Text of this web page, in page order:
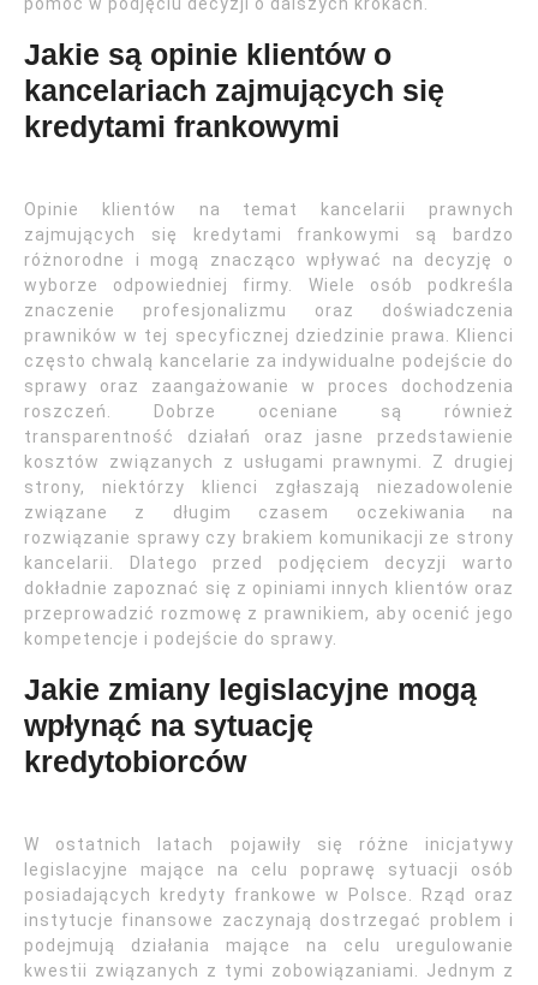
pomóc w podjęciu decyzji o dalszych krokach.
Jakie są opinie klientów o
kancelariach zajmujących się
kredytami frankowymi
Opinie klientów na temat kancelarii prawnych
zajmujących się kredytami frankowymi są bardzo
różnorodne i mogą znacząco wpływać na decyzję o
wyborze odpowiedniej firmy. Wiele osób podkreśla
znaczenie profesjonalizmu oraz doświadczenia
prawników w tej specyficznej dziedzinie prawa. Klienci
często chwalą kancelarie za indywidualne podejście do
sprawy oraz zaangażowanie w proces dochodzenia
roszczeń. Dobrze oceniane są również
transparentność działań oraz jasne przedstawienie
kosztów związanych z usługami prawnymi. Z drugiej
strony, niektórzy klienci zgłaszają niezadowolenie
związane z długim czasem oczekiwania na
rozwiązanie sprawy czy brakiem komunikacji ze strony
kancelarii. Dlatego przed podjęciem decyzji warto
dokładnie zapoznać się z opiniami innych klientów oraz
przeprowadzić rozmowę z prawnikiem, aby ocenić jego
kompetencje i podejście do sprawy.
Jakie zmiany legislacyjne mogą
wpłynąć na sytuację
kredytobiorców
W ostatnich latach pojawiły się różne inicjatywy
legislacyjne mające na celu poprawę sytuacji osób
posiadających kredyty frankowe w Polsce. Rząd oraz
instytucje finansowe zaczynają dostrzegać problem i
podejmują działania mające na celu uregulowanie
kwestii związanych z tymi zobowiązaniami. Jednym z